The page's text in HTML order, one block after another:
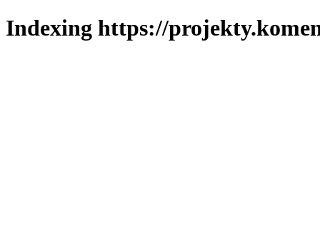
Indexing https://